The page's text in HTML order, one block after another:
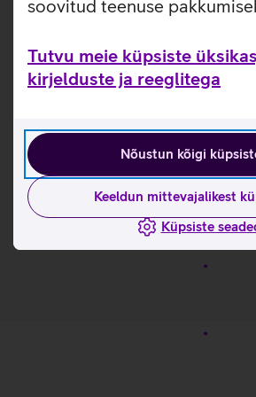
soovitud teenuse
Tutvu meie küpsiste
kirjelduste ja reeglitega
Nõustun kõigi
Keeldun mittevajalikest
Küpsiste
kotil ka spetsiaalne ava laadimiskaabli
Mahutab kuni 17,3-tollise sülearvuti.
Lukuga küljetasku, kus saab hoida
Koti tagaküljel olemas kinnitus
Kasulikud lingid
Tutvu sülearvutikoti Lenovo
ja kasutusviisidega tootja kodulehel